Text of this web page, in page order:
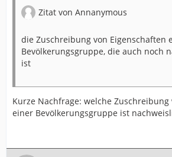
Zitat von Annanymous
die Zuschreibung von Eigenschaften
Bevölkerungsgruppe, die auch noch
ist
Kurze Nachfrage: welche Zuschreibung
einer Bevölkerungsgruppe ist